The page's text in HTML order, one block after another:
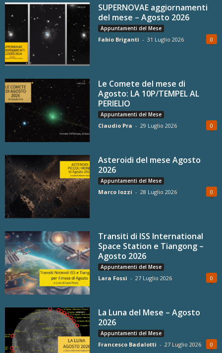
SUPERNOVAE aggiornamenti
del mese – Agosto 2026
Appuntamenti del Mese
Fabio Briganti - 31 Luglio 2026 0
Le Comete del mese di
Agosto: LA 10P/TEMPEL AL
PERIELIO
Appuntamenti del Mese
Claudio Pra - 29 Luglio 2026 0
Asteroidi del mese Agosto
2026
Appuntamenti del Mese
Marco Iozzi - 28 Luglio 2026 0
Transiti di ISS International
Space Station e Tiangong –
Agosto 2026
Appuntamenti del Mese
Lara Fossi - 27 Luglio 2026 0
La Luna del Mese – Agosto
2026
Appuntamenti del Mese
Francesco Badalotti - 27 Luglio 2026 0